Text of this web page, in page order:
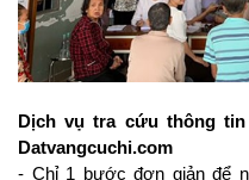
Dịch vụ tra cứu thông
Datvangcuchi.com
- Chỉ 1 bước đơn giản để